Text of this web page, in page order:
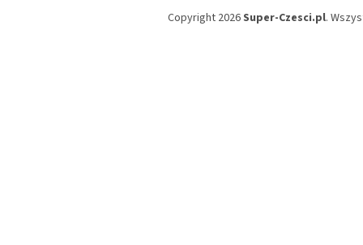
Copyright 2026Super-Czesci.pl.